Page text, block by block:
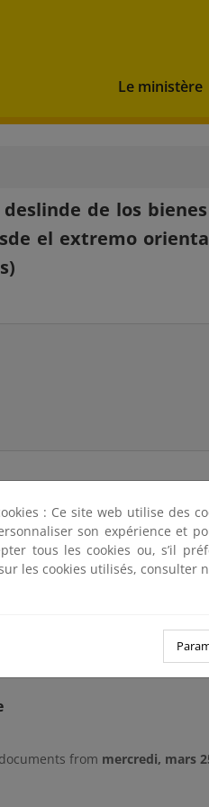
Le ministère
deslinde de los
el extremo
en elArt. 21.2 a) del
del deslinde de los bienes de
hasta el Rinconín, en el t.m. de
pueden dirigirse por e-
from mercredi, mars
: Ce site web utilise des
son expérience et
tous les cookies ou, s’il
les cookies utilisés, consulter